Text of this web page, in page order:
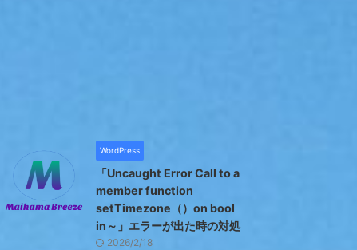
WordPress
「Uncaught Error Call to a
member function
setTimezone（）on bool
in～」エラーが出た時の対処
2026/2/18